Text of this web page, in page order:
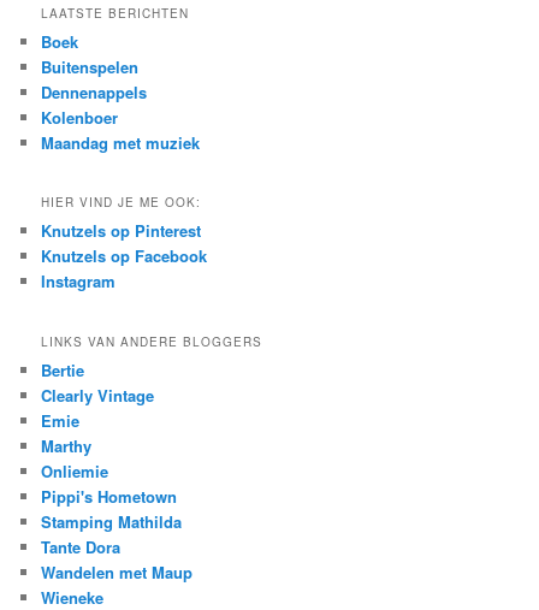
r
h
LAATSTE BERICHTEN
Boek
Buitenspelen
Dennenappels
Kolenboer
Maandag met muziek
HIER VIND JE ME OOK:
Knutzels op Pinterest
Knutzels op Facebook
Instagram
LINKS VAN ANDERE BLOGGERS
Bertie
Clearly Vintage
Emie
Marthy
Onliemie
Pippi's Hometown
Stamping Mathilda
Tante Dora
Wandelen met Maup
Wieneke